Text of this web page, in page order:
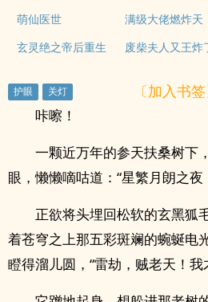
萌仙医世 满级大佬燃炸天
玄灵绝之帝后重生
废柴夫人又王炸
〔加入书签
咔嚓！
一颗近万年的参天扶桑树下
眼，懒懒嘀咕道：“星繁月朗之
正欲将头埋回松软的玄黑狐
着苍穹之上那五彩斑斓的蜿蜒电
瞪得溜儿圆，“雷劫，贼老天！